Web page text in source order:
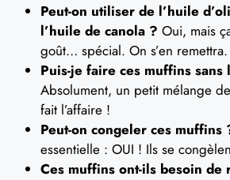
Peut-on utiliser de l’huile
l’huile de canola ? Oui, mais
goût… spécial. On s’en remettra.
Puis-je faire ces muffins
Absolument, un petit mélange
fait l’affaire !
Peut-on congeler ces muffins
essentielle : OUI ! Ils se
Ces muffins ont-ils besoin de